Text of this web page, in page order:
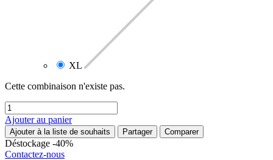
XL
Cette combinaison n'existe pas.
Ajouter au panier
Ajouter à la liste de souhaits Partager Comparer
Déstockage -40%
Contactez-nous